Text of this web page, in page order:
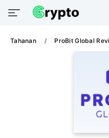
Tahanan ProBit Global